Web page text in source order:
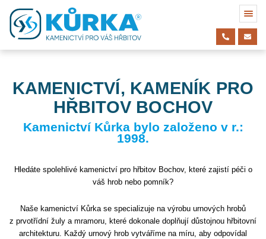
KAMENICTVÍ, KAMENÍK PRO
HŘBITOV BOCHOV
Kamenictví Kůrka bylo založeno v r.:
1998.
Hledáte spolehlivé kamenictví pro hřbitov Bochov, které zajistí péči o
váš hrob nebo pomník?
Naše kamenictví Kůrka se specializuje na výrobu urnových hrobů
z prvotřídní žuly a mramoru, které dokonale doplňují důstojnou hřbitovní
architekturu. Každý urnový hrob vytváříme na míru, aby odpovídal